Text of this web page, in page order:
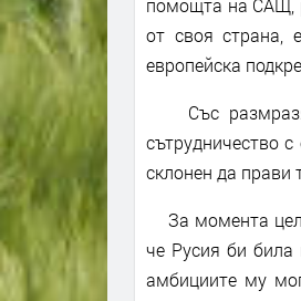
помощта на САЩ,
от своя страна,
европейска
Със
сътрудничество
склонен да прави
За момента
че Русия би била
амбициите му